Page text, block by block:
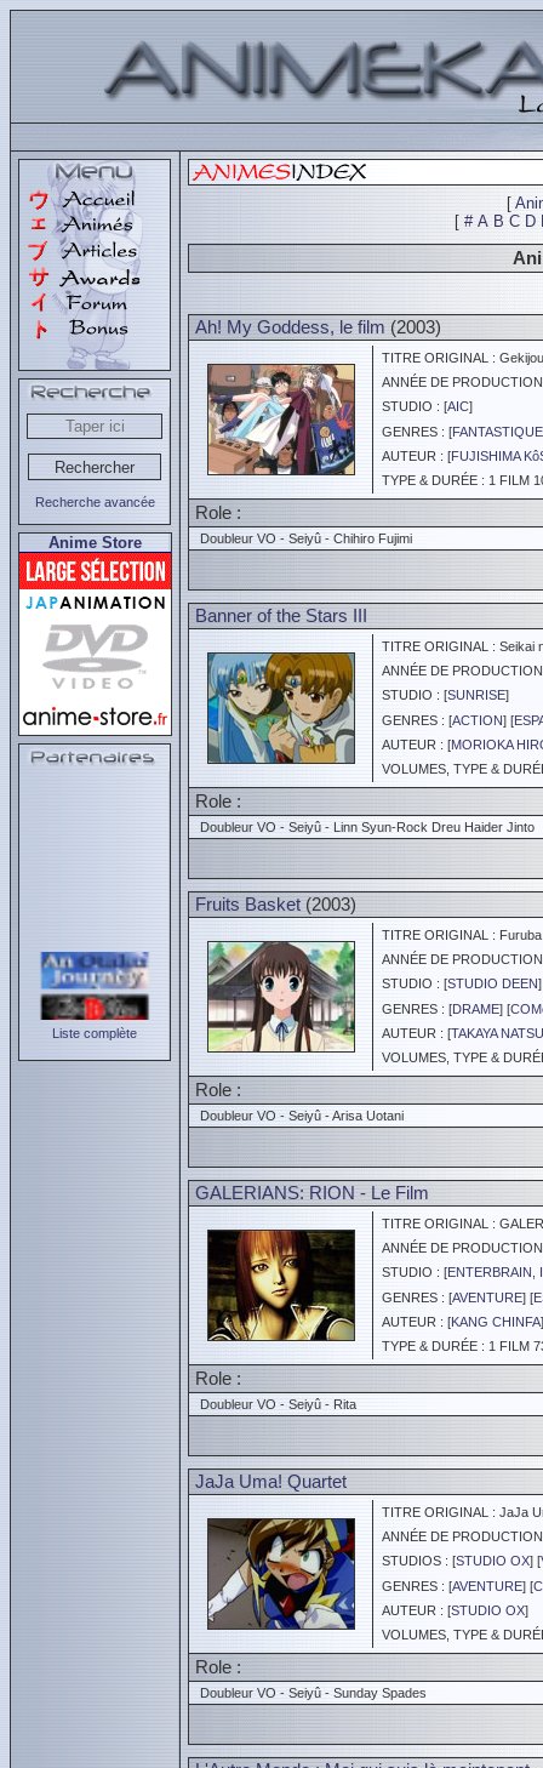
Recherche avancée
Anime Store
Liste complète
[
[ # A B C D
Ah! My Goddess, le film (2003)
TITRE ORIGINAL :
ANNÉE DE
STUDIO : [AIC]
GENRES : [
AUTEUR : [FUJISHIMA
TYPE & DURÉE : 1 FILM
Role :
Doubleur VO - Seiyû - Chihiro Fujimi
Banner of the Stars III
TITRE ORIGINAL : Seikai
ANNÉE DE
STUDIO : [SUNRISE]
GENRES : [ACTION] [
AUTEUR : [MORIOKA
VOLUMES, TYPE &
Role :
Doubleur VO - Seiyû - Linn Syun-Rock Dreu Haider Jinto
Fruits Basket (2003)
TITRE ORIGINAL : Furuba
ANNÉE DE
STUDIO : [STUDIO DEEN]
GENRES : [DRAME] [
AUTEUR : [TAKAYA
VOLUMES, TYPE &
Role :
Doubleur VO - Seiyû - Arisa Uotani
GALERIANS: RION - Le Film
TITRE ORIGINAL :
ANNÉE DE
STUDIO : [ENTERBRAIN,
GENRES : [AVENTURE] [
AUTEUR : [KANG CHINFA]
TYPE & DURÉE : 1 FILM
Role :
Doubleur VO - Seiyû - Rita
JaJa Uma! Quartet
TITRE ORIGINAL : JaJa
ANNÉE DE
STUDIOS : [STUDIO OX] [
GENRES : [AVENTURE] [
AUTEUR : [STUDIO OX]
VOLUMES, TYPE &
Role :
Doubleur VO - Seiyû - Sunday Spades